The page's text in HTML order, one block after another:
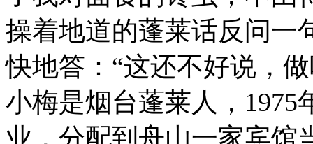
操着地道的蓬莱话反问一
快地答：“这还不好说，
小梅是烟台蓬莱人，
业，分配到舟山一家宾馆